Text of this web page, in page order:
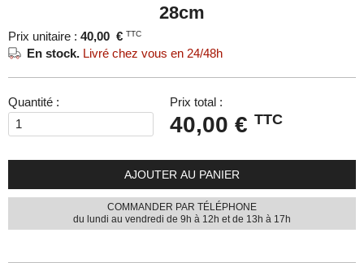
28cm
Prix unitaire : 40,00 € TTC
En stock. Livré chez vous en 24/48h
Quantité : Prix total :
40,00 € TTC
AJOUTER AU PANIER
COMMANDER PAR TÉLÉPHONE
du lundi au vendredi de 9h à 12h et de 13h à 17h